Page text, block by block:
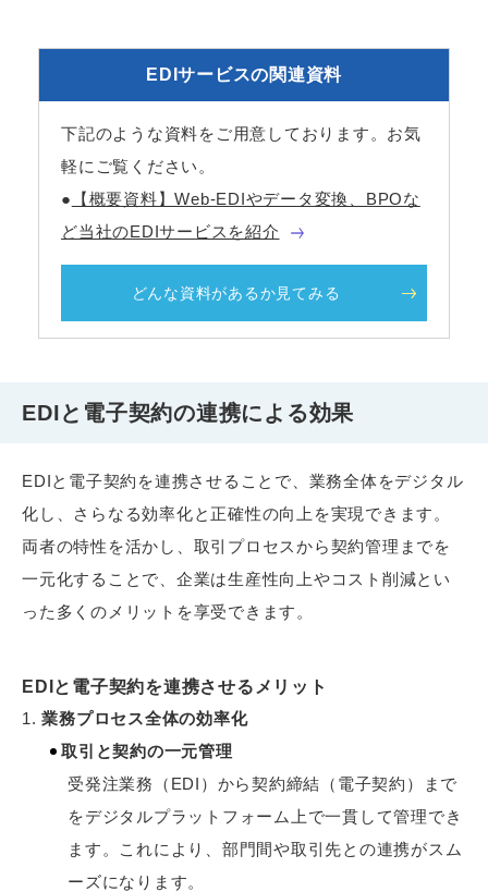
EDIサービスの関連資料
下記のような資料をご用意しております。お気
軽にご覧ください。
●
【概要資料】Web-EDIやデータ変換、BPOな
ど当社のEDIサービスを紹介
どんな資料があるか見てみる
EDIと電子契約の連携による効果
EDIと電子契約を連携させることで、業務全体をデジタル
化し、さらなる効率化と正確性の向上を実現できます。
両者の特性を活かし、取引プロセスから契約管理までを
一元化することで、企業は生産性向上やコスト削減とい
った多くのメリットを享受できます。
EDIと電子契約を連携させるメリット
業務プロセス全体の効率化
取引と契約の一元管理
受発注業務（EDI）から契約締結（電子契約）まで
をデジタルプラットフォーム上で一貫して管理でき
ます。これにより、部門間や取引先との連携がスム
ーズになります。